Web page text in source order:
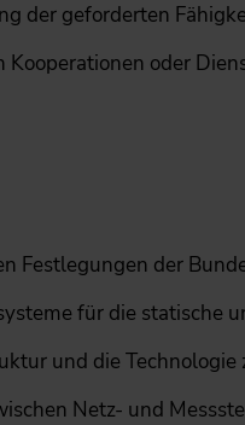
der geforderten
oder
Festlegungen der
für die statische
und die Technologie
Netz- und